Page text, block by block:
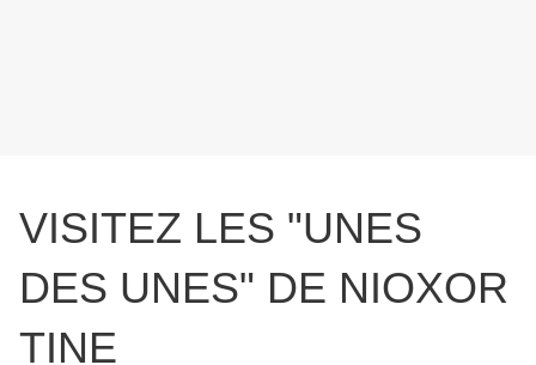
VISITEZ LES "UNES
DES UNES" DE NIOXOR
TINE